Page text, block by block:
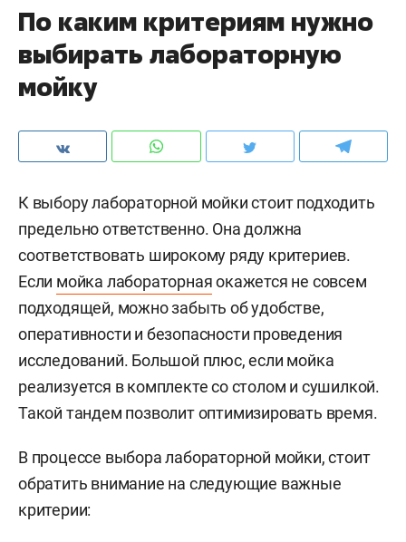
По каким критериям нужно
выбирать лабораторную
мойку
К выбору лабораторной мойки стоит подходить
предельно ответственно. Она должна
соответствовать широкому ряду критериев.
Если мойка лабораторнаяокажется не совсем
подходящей, можно забыть об удобстве,
оперативности и безопасности проведения
исследований. Большой плюс, если мойка
реализуется в комплекте со столом и сушилкой.
Такой тандем позволит оптимизировать время.
В процессе выбора лабораторной мойки, стоит
обратить внимание на следующие важные
критерии: